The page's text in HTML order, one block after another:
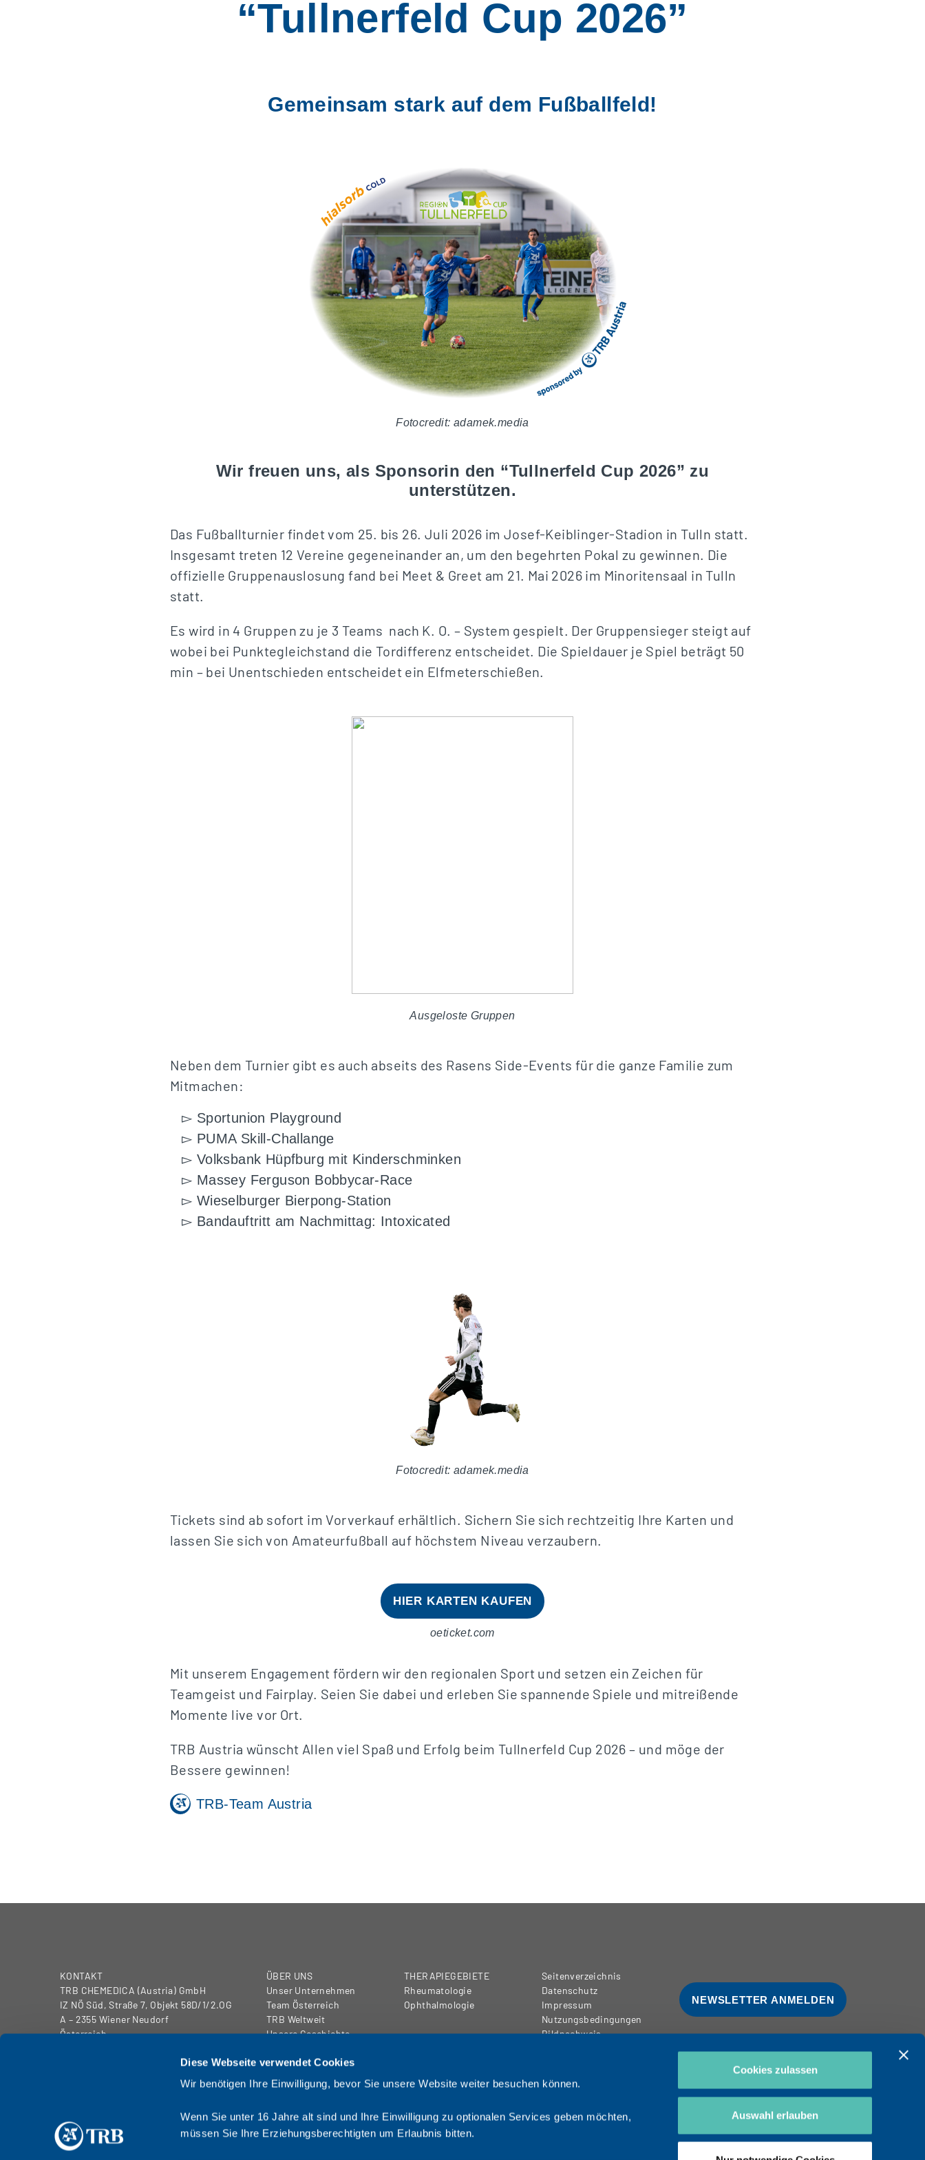
Diese Webseite verwendet Cookies
Wir benötigen Ihre Einwilligung, bevor Sie unsere Website weiter besuchen können.
Wenn Sie unter 16 Jahre alt sind und Ihre Einwilligung zu optionalen Services geben möchten,
müssen Sie Ihre Erziehungsberechtigten um Erlaubnis bitten.
Cookies zulassen
Auswahl erlauben
“Tullnerfeld Cup 2026”
Gemeinsam stark auf dem Fußballfeld!
Fotocredit: adamek.media
Wir freuen uns, als Sponsorin den “Tullnerfeld Cup 2026” zu
unterstützen.
Das Fußballturnier findet vom 25. bis 26. Juli 2026 im Josef-Keiblinger-Stadion in Tulln statt.
Insgesamt treten 12 Vereine gegeneinander an, um den begehrten Pokal zu gewinnen. Die
offizielle Gruppenauslosung fand bei Meet & Greet am 21. Mai 2026 im Minoritensaal in Tulln
statt.
Es wird in 4 Gruppen zu je 3 Teams nach K. O. – System gespielt. Der Gruppensieger steigt auf
wobei bei Punktegleichstand die Tordifferenz entscheidet. Die Spieldauer je Spiel beträgt 50
min – bei Unentschieden entscheidet ein Elfmeterschießen.
Ausgeloste Gruppen
Neben dem Turnier gibt es auch abseits des Rasens Side-Events für die ganze Familie zum
Mitmachen:
▻ Sportunion Playground
▻ PUMA Skill-Challange
▻ Volksbank Hüpfburg mit Kinderschminken
▻ Massey Ferguson Bobbycar-Race
▻ Wieselburger Bierpong-Station
▻ Bandauftritt am Nachmittag: Intoxicated
Fotocredit: adamek.media
Tickets sind ab sofort im Vorverkauf erhältlich. Sichern Sie sich rechtzeitig Ihre Karten und
lassen Sie sich von Amateurfußball auf höchstem Niveau verzaubern.
HIER KARTEN KAUFEN
oeticket.com
Mit unserem Engagement fördern wir den regionalen Sport und setzen ein Zeichen für
Teamgeist und Fairplay. Seien Sie dabei und erleben Sie spannende Spiele und mitreißende
Momente live vor Ort.
TRB Austria wünscht Allen viel Spaß und Erfolg beim Tullnerfeld Cup 2026 – und möge der
Bessere gewinnen!
TRB-Team Austria
KONTAKT
TRB CHEMEDICA (Austria) GmbH
IZ NÖ Süd, Straße 7, Objekt 58D/1/2.OG
A – 2355 Wiener Neudorf
Österreich
Tel.: +43 (0) 2236 660 600 – 11
ÜBER UNS
Unser Unternehmen
Team Österreich
TRB Weltweit
Unsere Geschichte
PRODUKTE
Gelenkschmerzen
Sehnenleiden
THERAPIEGEBIETE
Rheumatologie
Ophthalmologie
Schweizer
Wissenschaftliche
Zusammenarbeit
Seitenverzeichnis
Datenschutz
Impressum
Nutzungsbedingungen
Bildnachweis
KARRIERE
NEWSLETTER ANMELDEN